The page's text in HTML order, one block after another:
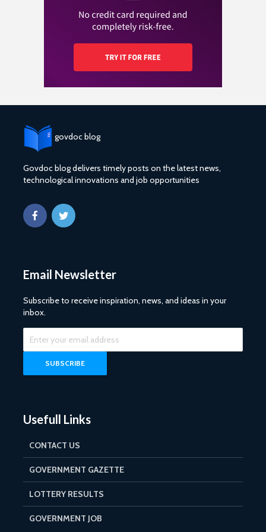
govdoc blog
Govdoc blog delivers timely posts on the latest news,
technological innovations and job opportunities
Email Newsletter
Subscribe to receive inspiration, news, and ideas in your
inbox.
Usefull Links
CONTACT US
GOVERNMENT GAZETTE
LOTTERY RESULTS
GOVERNMENT JOB